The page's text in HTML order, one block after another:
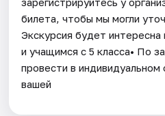
билета, чтобы мы могли
Экскурсия будет
и учащимся с 5 класса• По
провести в
вашей